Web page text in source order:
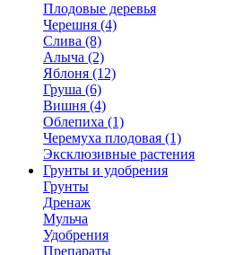
Плодовые деревья
Черешня (4)
Слива (8)
Алыча (2)
Яблоня (12)
Груша (6)
Вишня (4)
Облепиха (1)
Черемуха плодовая (1)
Эксклюзивные растения
Грунты и удобрения
Грунты
Дренаж
Мульча
Удобрения
Препараты